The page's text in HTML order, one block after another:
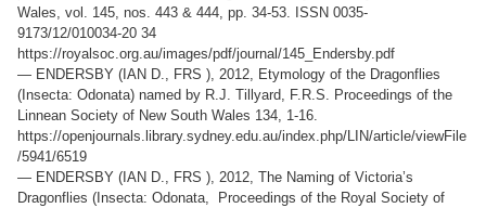
Wales, vol. 145, nos. 443 & 444, pp. 34-53. ISSN 0035-
9173/12/010034-20 34
https://royalsoc.org.au/images/pdf/journal/145_Endersby.pdf
— ENDERSBY (IAN D., FRS ), 2012, Etymology of the Dragonflies
(Insecta: Odonata) named by R.J. Tillyard, F.R.S. Proceedings of the
Linnean Society of New South Wales 134, 1-16.
https://openjournals.library.sydney.edu.au/index.php/LIN/article/viewFile
/5941/6519
— ENDERSBY (IAN D., FRS ), 2012, The Naming of Victoria’s
Dragonflies (Insecta: Odonata, Proceedings of the Royal Society of